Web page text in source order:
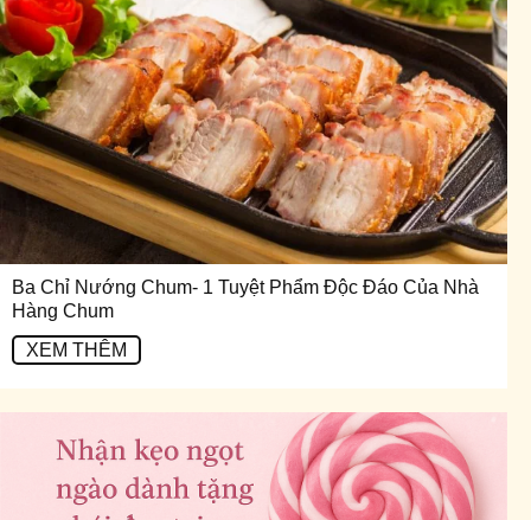
Ba Chỉ Nướng Chum- 1 Tuyệt Phẩm Độc Đáo Của Nhà
Hàng Chum
XEM THÊM